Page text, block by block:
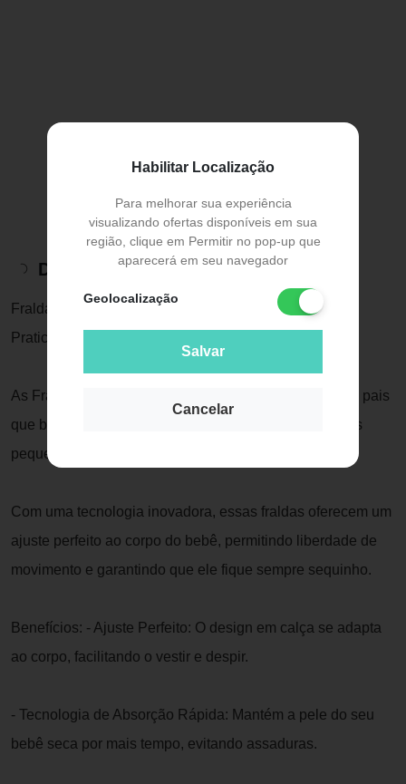
Habilitar Localização
Para melhorar sua experiência
visualizando ofertas disponíveis em sua
região, clique em Permitir no pop-up que
aparecerá em seu navegador
Geolocalização
Salvar
Cancelar
Descrição do Produto
Fraldas Pampers Pants G c/ 52 Unidades: Conforto e
Praticidade para Seu Bebê!
As Fraldas Pampers Pants G são a escolha ideal para pais
que buscam conforto, proteção e praticidade para seus
pequenos.
Com uma tecnologia inovadora, essas fraldas oferecem um
ajuste perfeito ao corpo do bebê, permitindo liberdade de
movimento e garantindo que ele fique sempre sequinho.
Benefícios: - Ajuste Perfeito: O design em calça se adapta
ao corpo, facilitando o vestir e despir.
- Tecnologia de Absorção Rápida: Mantém a pele do seu
bebê seca por mais tempo, evitando assaduras.